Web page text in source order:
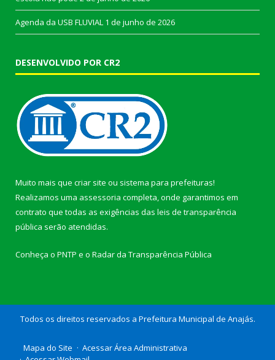
Agenda da USB FLUVIAL 1 de junho de 2026
DESENVOLVIDO POR CR2
Muito mais que criar site ou sistema para prefeituras!
Realizamos uma assessoria completa, onde garantimos em
contrato que todas as exigências das leis de transparência
pública serão atendidas.
Conheça o PNTP e o Radar da Transparência Pública
Todos os direitos reservados a Prefeitura Municipal de Anajás.
Mapa do Site
Acessar Área Administrativa